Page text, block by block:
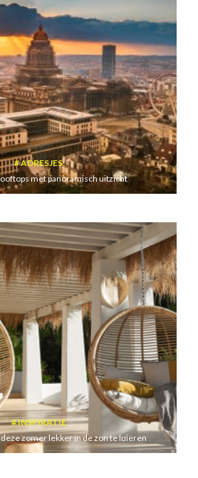
ADRESJES
met panoramisch uitzicht
INSPIRATIE
zomer lekker in de zon te luieren